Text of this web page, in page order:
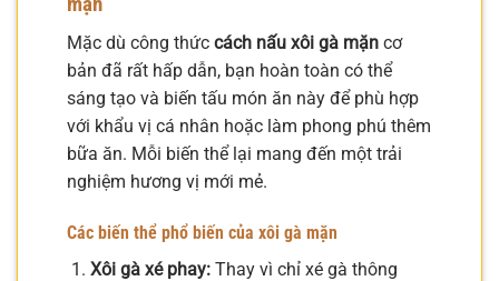
Mặc dù công thức cách nấu xôi gà mặn cơ
bản đã rất hấp dẫn, bạn hoàn toàn có thể
sáng tạo và biến tấu món ăn này để phù hợp
với khẩu vị cá nhân hoặc làm phong phú thêm
bữa ăn. Mỗi biến thể lại mang đến một trải
nghiệm hương vị mới mẻ.
Các biến thể phổ biến của xôi gà mặn
Xôi gà xé phay:Thay vì chỉ xé gà thông